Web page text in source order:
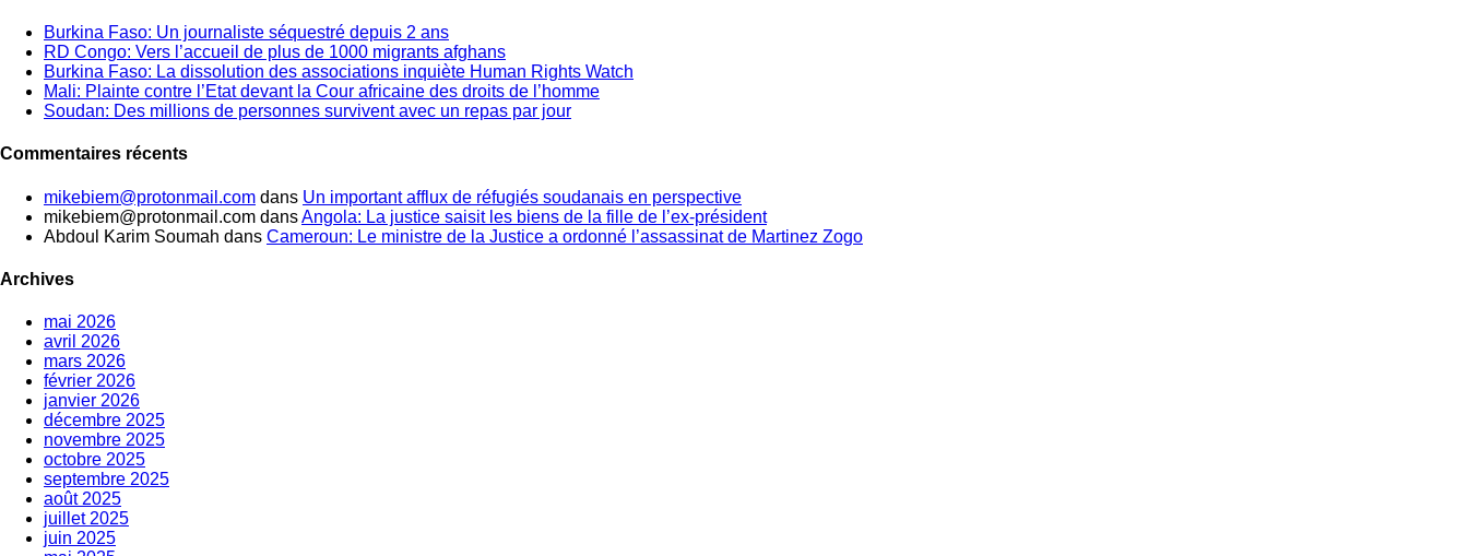
Burkina Faso: Un journaliste séquestré depuis 2 ans
RD Congo: Vers l’accueil de plus de 1000 migrants afghans
Burkina Faso: La dissolution des associations inquiète Human Rights Watch
Mali: Plainte contre l’Etat devant la Cour africaine des droits de l’homme
Soudan: Des millions de personnes survivent avec un repas par jour
Commentaires récents
mikebiem@protonmail.com dans Un important afflux de réfugiés soudanais en perspective
mikebiem@protonmail.com dansAngola: La justice saisit les biens de la fille de l’ex-président
Abdoul Karim Soumah dans Cameroun: Le ministre de la Justice a ordonné l’assassinat de Martinez Zogo
Archives
mai 2026
avril 2026
mars 2026
février 2026
janvier 2026
décembre 2025
novembre 2025
octobre 2025
septembre 2025
août 2025
juillet 2025
juin 2025